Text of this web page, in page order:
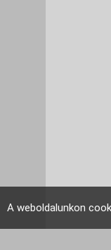
A weboldalunkon